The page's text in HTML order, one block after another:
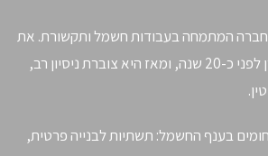
המתמחה בעבודות חשמל ותקשורת. את
החברה הקים אשר שטרן לפני כ-20 שנה, ומאז היא צוברת ניסיון רב,
בענף החשמל: תשתיות לבנייה פרטית,